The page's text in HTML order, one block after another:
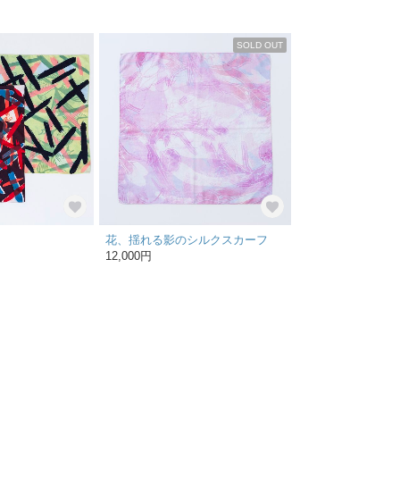
SOLD OUT
花、揺れる影のシルクスカーフ
12,000円